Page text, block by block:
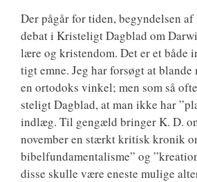
Der pågår for tiden, begyn­del­sen af
debat i Kri­ste­ligt Dag­blad om
læ­re og kri­sten­dom. Det er et både
tigt emne. Jeg har for­søgt at blan­de
en orto­doks vin­kel; men som så
ste­ligt Dag­blad, at man ikke har
ind­læg. Til gen­gæld brin­ger K. D.
novem­ber en stærkt kri­tisk kro­nik
bibel­fun­da­men­ta­lis­me” og
dis­se skul­le være ene­ste muli­ge